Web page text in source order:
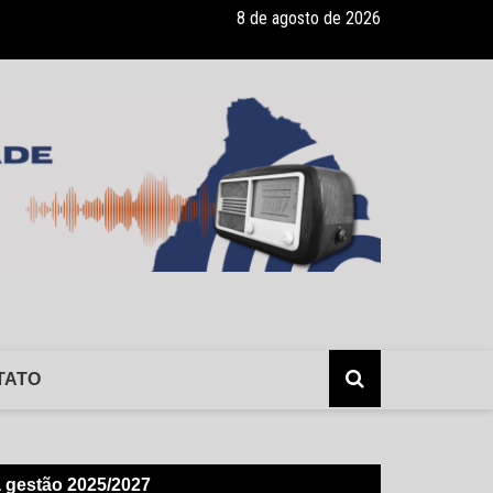
recebe pocket-show gratuito “A Bela e a Fera” na 16ª “Diversão
8 de agosto de 2026
2025/2027